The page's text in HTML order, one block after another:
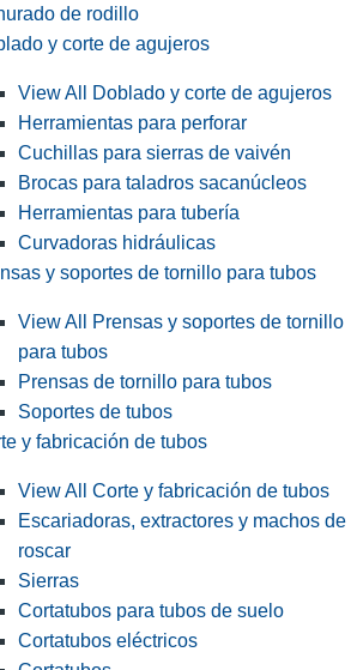
de rodillo
y corte de agujeros
View All Doblado y corte de agujeros
Herramientas para perforar
Cuchillas para sierras de vaivén
Brocas para taladros sacanúcleos
Herramientas para tubería
Curvadoras hidráulicas
y soportes de tornillo para tubos
View All Prensas y soportes de tornillo
para tubos
Prensas de tornillo para tubos
Soportes de tubos
y fabricación de tubos
View All Corte y fabricación de tubos
Escariadoras, extractores y machos de
roscar
Sierras
Cortatubos para tubos de suelo
Cortatubos eléctricos